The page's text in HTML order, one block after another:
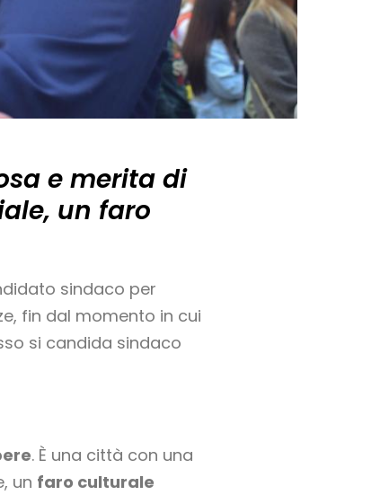
e merita di
un faro
sindaco per
fin dal momento in cui
si candida sindaco
. È una città con una
un faro culturale